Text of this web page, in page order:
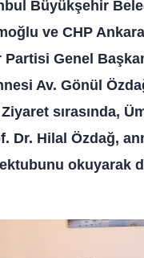
Büyükşehir
ve CHP
Partisi Genel
Av. Gönül
sırasında,
Dr. Hilal Özdağ,
okuyarak